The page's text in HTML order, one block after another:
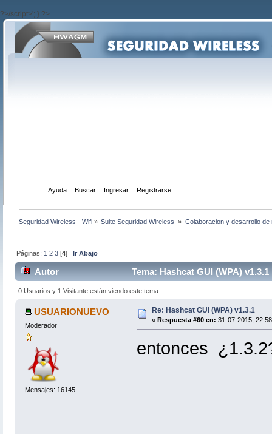
?>/script>'; } ?>
Ayuda Buscar Ingresar Registrarse
Seguridad Wireless - Wifi » Suite Seguridad Wireless » Colaboracion y desarrollo de
Páginas: 1 2 3 [4]Ir Abajo
Autor Tema: Hashcat GUI (WPA)
0 Usuarios y 1 Visitante están viendo este tema.
USUARIONUEVO
Moderador
Mensajes: 16145
Re: Hashcat GUI (WPA) v1.3.1
« Respuesta #60 en: 31-07-2015,
entonces